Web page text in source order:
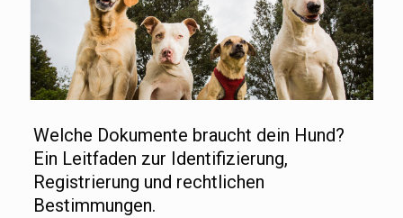
Welche Dokumente braucht dein Hund?
Ein Leitfaden zur Identifizierung,
Registrierung und rechtlichen
Bestimmungen.